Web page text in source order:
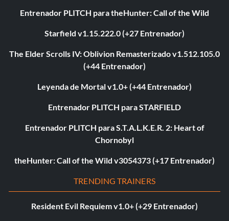
Entrenador PLITCH para theHunter: Call of the Wild
Starfield v1.15.222.0 (+27 Entrenador)
The Elder Scrolls IV: Oblivion Remasterizado v1.512.105.0
(+44 Entrenador)
Leyenda de Mortal v1.0+ (+44 Entrenador)
Entrenador PLITCH para STARFIELD
Entrenador PLITCH para S.T.A.L.K.E.R. 2: Heart of
Chornobyl
theHunter: Call of the Wild v3054373 (+17 Entrenador)
TRENDING TRAINERS
Resident Evil Requiem v1.0+ (+29 Entrenador)